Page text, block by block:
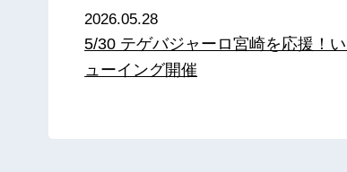
2026.05.28
5/30 テゲバジャーロ宮崎を応援！
ューイング開催